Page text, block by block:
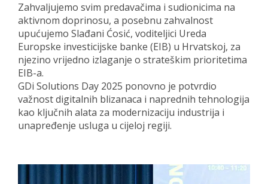
Zahvaljujemo svim predavačima i sudionicima na
aktivnom doprinosu, a posebnu zahvalnost
upućujemo Slađani Ćosić, voditeljici Ureda
Europske investicijske banke (EIB) u Hrvatskoj, za
njezino vrijedno izlaganje o strateškim prioritetima
EIB-a.
GDi Solutions Day 2025 ponovno je potvrdio
važnost digitalnih blizanaca i naprednih tehnologija
kao ključnih alata za modernizaciju industrija i
unapređenje usluga u cijeloj regiji.